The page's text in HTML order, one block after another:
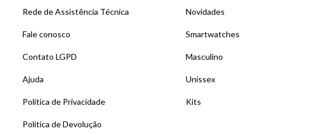
Rede de Assistência Técnica
Fale conosco
Contato LGPD
Ajuda
Política de Privacidade
Política de Devolução
Novidades
Smartwatches
Masculino
Unissex
Kits